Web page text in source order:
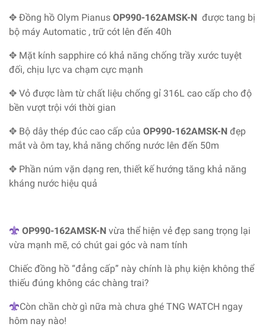
✥ Đồng hồ Olym Pianus OP990-162AMSK-N được tang bị
bộ máy Automatic , trữ cót lên đến 40h
✥ Mặt kính sapphire có khả năng chống trầy xước tuyệt
đối, chịu lực va chạm cực mạnh
✥ Vỏ được làm từ chất liệu chống gỉ 316L cao cấp cho độ
bền vượt trội với thời gian
✥ Bộ dây thép đúc cao cấp của OP990-162AMSK-N đẹp
mắt và ôm tay, khả năng chống nước lên đến 50m
✥ Phần núm vặn dạng ren, thiết kế hướng tăng khả năng
kháng nước hiệu quả
OP990-162AMSK-N vừa thể hiện vẻ đẹp sang trọng lại
vừa mạnh mẽ, có chút gai góc và nam tính
Chiếc đồng hồ “đẳng cấp” này chính là phụ kiện không thể
thiếu đúng không các chàng trai?
Còn chần chờ gì nữa mà chưa ghé TNG WATCH ngay
hôm nay nào!